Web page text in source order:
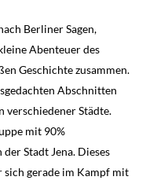
Berliner Sagen,
Abenteuer des
Geschichte zusammen.
Abschnitten
verschiedener Städte.
mit 90%
Stadt Jena. Dieses
sich gerade im Kampf mit